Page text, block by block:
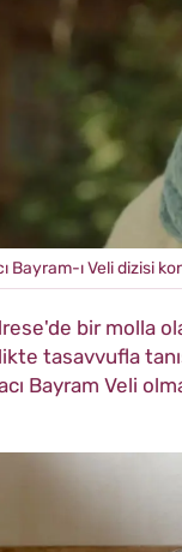
Bayram-ı Veli dizisi
bir molla
tasavvufla
Bayram Veli